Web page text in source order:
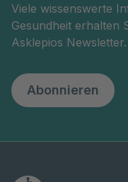
Viele wissenswerte
Gesundheit erhalten
Asklepios Newsletter.
Abonnieren